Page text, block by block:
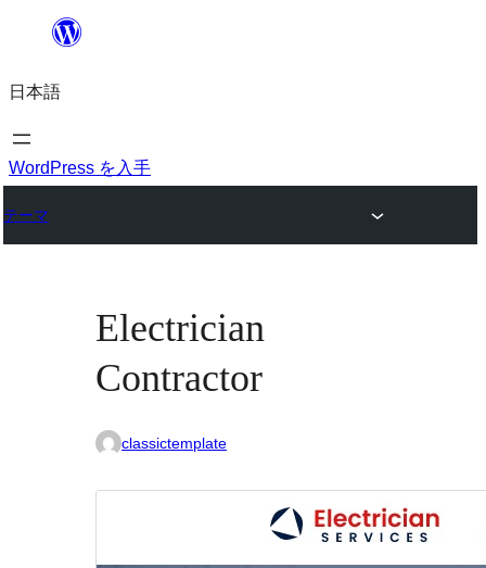
を
ス
キ
プ
日本語
WordPress を入手
テーマ
Electrician
Contractor
classictemplate